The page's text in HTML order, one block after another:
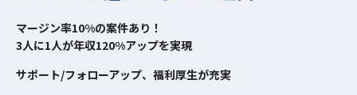
マージン率10%の案件あり！
3人に1人が年収120%アップを実現
サポート/フォローアップ、福利厚生が充実